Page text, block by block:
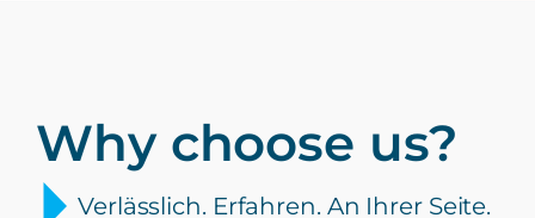
Why choose us?
Verlässlich. Erfahren. An Ihrer Seite.